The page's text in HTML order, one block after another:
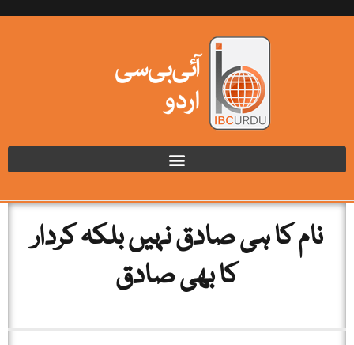
نام کا ہی صادق نہیں بلکہ کردار
کا بھی صادق